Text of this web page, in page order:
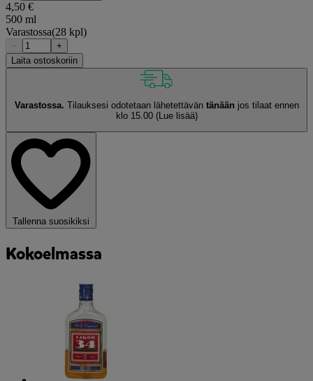
4,50 €
500 ml
Varastossa(28 kpl)
−
+
Laita ostoskoriin
Varastossa. Tilauksesi odotetaan lähetettävän tänään jos tilaat ennen
klo 15.00 (Lue lisää)
Tallenna suosikiksi
Kokoelmassa